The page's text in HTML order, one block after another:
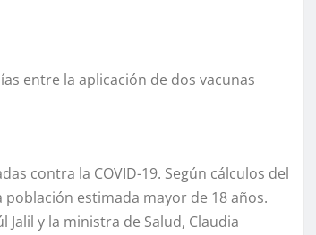
entre la aplicación de dos vacunas
contra la COVID-19. Según cálculos del
estimada mayor de 18 años.
y la ministra de Salud, Claudia